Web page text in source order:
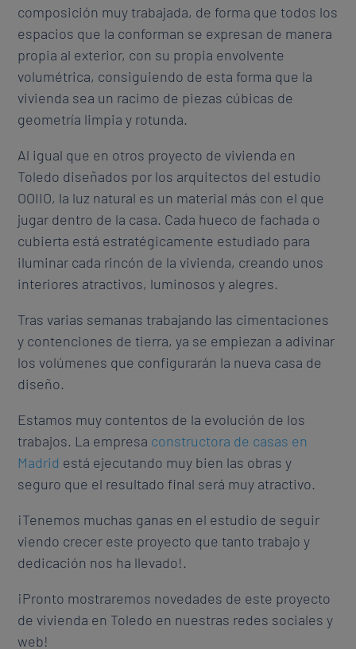
composición muy trabajada, de forma que todos los
espacios que la conforman se expresan de manera
propia al exterior, con su propia envolvente
volumétrica, consiguiendo de esta forma que la
vivienda sea un racimo de piezas cúbicas de
geometría limpia y rotunda.
Al igual que en otros proyecto de vivienda en
Toledo diseñados por los arquitectos del estudio
OOIIO, la luz natural es un material más con el que
jugar dentro de la casa. Cada hueco de fachada o
cubierta está estratégicamente estudiado para
iluminar cada rincón de la vivienda, creando unos
interiores atractivos, luminosos y alegres.
Tras varias semanas trabajando las cimentaciones
y contenciones de tierra, ya se empiezan a adivinar
los volúmenes que configurarán la nueva casa de
diseño.
Estamos muy contentos de la evolución de los
trabajos. La empresa constructora de casas en
Madrid está ejecutando muy bien las obras y
seguro que el resultado final será muy atractivo.
¡Tenemos muchas ganas en el estudio de seguir
viendo crecer este proyecto que tanto trabajo y
dedicación nos ha llevado!.
¡Pronto mostraremos novedades de este proyecto
de vivienda en Toledo en nuestras redes sociales y
web!